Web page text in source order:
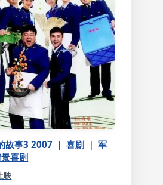
故事3 2007 ｜ 喜剧 ｜ 军
喜剧
映